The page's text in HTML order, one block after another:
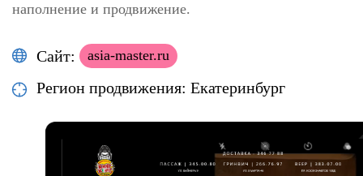
наполнение и продвижение.
Сайт: asia-master.ru
Регион продвижения: Екатеринбург